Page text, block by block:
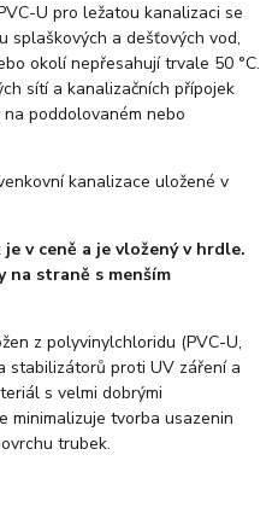
U pro ležatou kanalizaci se
splaškových a dešťových vod,
okolí nepřesahují trvale 50 °C.
sítí a kanalizačních přípojek
poddolovaném nebo
kanalizace uložené v
v ceně a je vložený v hrdle.
na straně s menším
z polyvinylchloridu (PVC-U,
stabilizátorů proti UV záření a
s velmi dobrými
minimalizuje tvorba usazenin
trubek.